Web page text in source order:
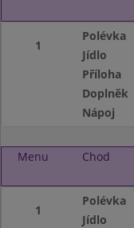
1
Polévka
Jídlo
Příloha
Doplněk
Nápoj
Menu Chod
1
Polévka
Jídlo